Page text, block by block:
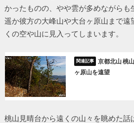
かったものの、やや雲が多めながらも
遥か彼方の大峰山や大台ヶ原山まで遠
くの空や山に見入ってしまいます。
京都北山 桃
ヶ原山を遠望
桃山見晴台から遠くの山々を眺めた話